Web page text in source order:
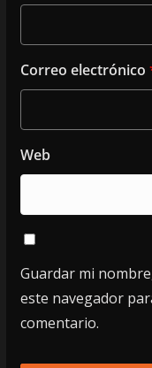
Correo electrónico
Web
Guardar mi
este navegador
comentario.